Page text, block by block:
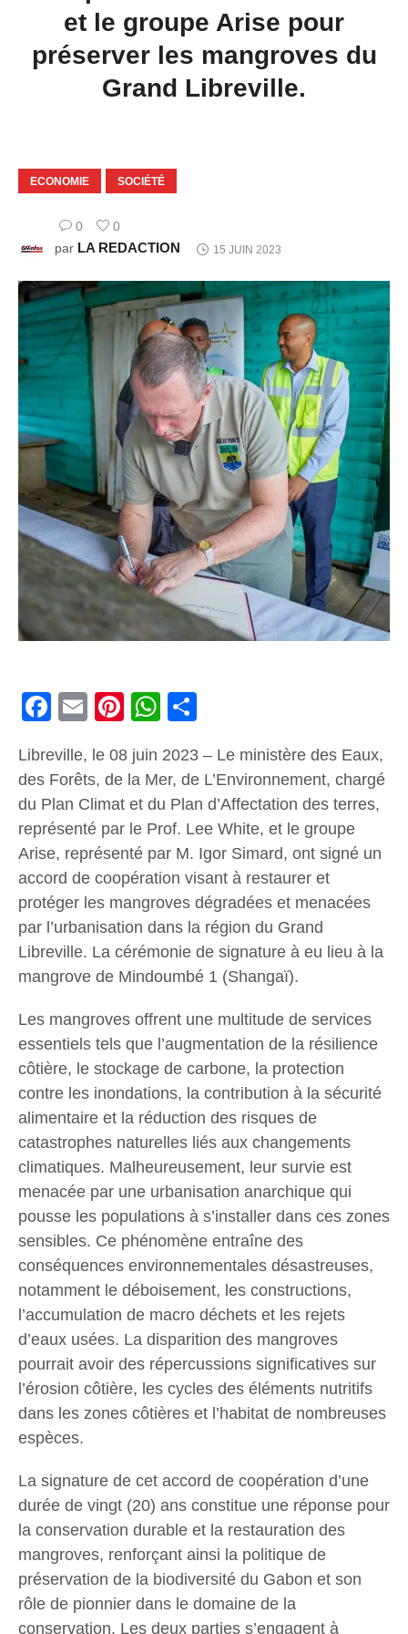
et le groupe Arise pour
préserver les mangroves du
Grand Libreville.
ECONOMIE SOCIÉTÉ
0
0
par LA REDACTION 15 JUIN 2023
Facebook
Email PinterestWhatsApp
Libreville, le 08 juin 2023 – Le ministère des Eaux,
des Forêts, de la Mer, de L’Environnement, chargé
du Plan Climat et du Plan d’Affectation des terres,
représenté par le Prof. Lee White, et le groupe
Arise, représenté par M. Igor Simard, ont signé un
accord de coopération visant à restaurer et
protéger les mangroves dégradées et menacées
par l’urbanisation dans la région du Grand
Libreville. La cérémonie de signature à eu lieu à la
mangrove de Mindoumbé 1 (Shangaï).
Les mangroves offrent une multitude de services
essentiels tels que l’augmentation de la résilience
côtière, le stockage de carbone, la protection
contre les inondations, la contribution à la sécurité
alimentaire et la réduction des risques de
catastrophes naturelles liés aux changements
climatiques. Malheureusement, leur survie est
menacée par une urbanisation anarchique qui
pousse les populations à s’installer dans ces zones
sensibles. Ce phénomène entraîne des
conséquences environnementales désastreuses,
notamment le déboisement, les constructions,
l’accumulation de macro déchets et les rejets
d’eaux usées. La disparition des mangroves
pourrait avoir des répercussions significatives sur
l’érosion côtière, les cycles des éléments nutritifs
dans les zones côtières et l’habitat de nombreuses
espèces.
La signature de cet accord de coopération d’une
durée de vingt (20) ans constitue une réponse pour
la conservation durable et la restauration des
mangroves, renforçant ainsi la politique de
préservation de la biodiversité du Gabon et son
rôle de pionnier dans le domaine de la
conservation. Les deux parties s’engagent à